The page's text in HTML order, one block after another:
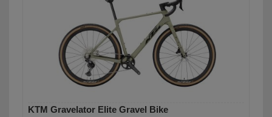
KTM Gravelator Elite Gravel Bike